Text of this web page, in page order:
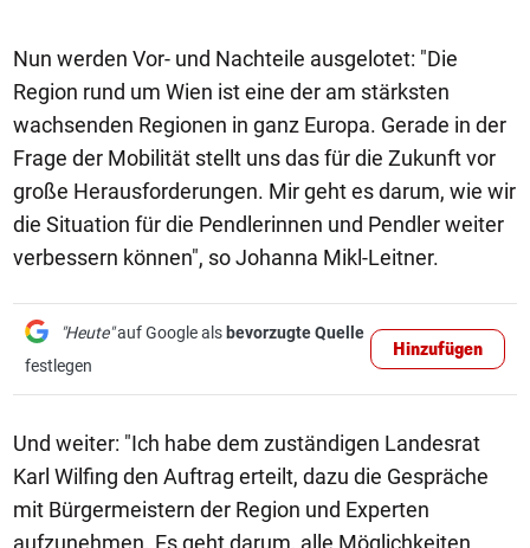
Nun werden Vor- und Nachteile ausgelotet: "Die
Region rund um Wien ist eine der am stärksten
wachsenden Regionen in ganz Europa. Gerade in der
Frage der Mobilität stellt uns das für die Zukunft vor
große Herausforderungen. Mir geht es darum, wie wir
die Situation für die Pendlerinnen und Pendler weiter
verbessern können", so Johanna Mikl-Leitner.
"Heute"auf Google als bevorzugte Quelle
festlegen
Hinzufügen
Und weiter: "Ich habe dem zuständigen Landesrat
Karl Wilfing den Auftrag erteilt, dazu die Gespräche
mit Bürgermeistern der Region und Experten
aufzunehmen. Es geht darum, alle Möglichkeiten